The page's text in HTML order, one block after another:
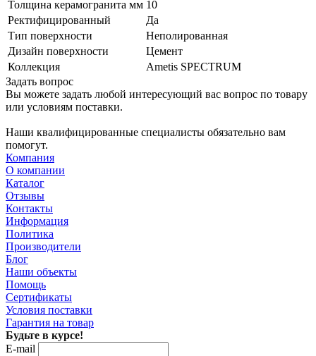
Толщина керамогранита мм 10
Ректифицированный
Да
Тип поверхности
Неполированная
Дизайн поверхности
Цемент
Коллекция
Ametis SPECTRUM
Задать вопрос
Вы можете задать любой интересующий вас вопрос по товару
или условиям поставки.
Наши квалифицированные специалисты обязательно вам
помогут.
Компания
О компании
Каталог
Отзывы
Контакты
Информация
Политика
Производители
Блог
Наши объекты
Помощь
Сертификаты
Условия поставки
Гарантия на товар
Будьте в курсе!
E-mail